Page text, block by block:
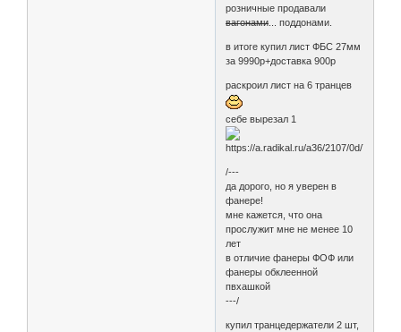
розничные продавали
вагонами ... поддонами.
в итоге купил лист ФБС 27мм
за 9990р+доставка 900р
раскроил лист на 6 транцев
себе вырезал 1
/---
да дорого, но я уверен в
фанере!
мне кажется, что она
прослужит мне не менее 10
лет
в отличие фанеры ФОФ или
фанеры обклеенной
пвхашкой
---/
купил транцедержатели 2 шт,